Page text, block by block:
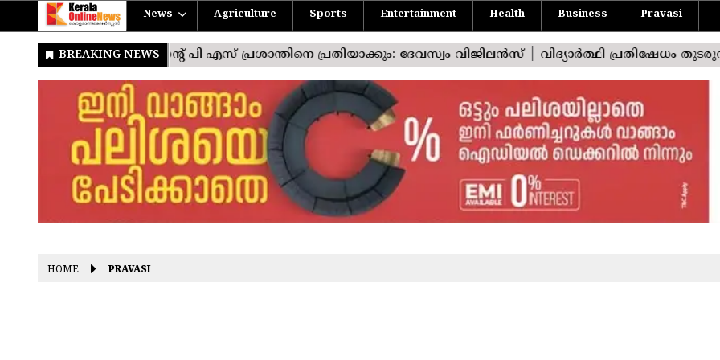
News Agriculture Sports Entertainment Health Business Pravasi
HOME PRAVASI